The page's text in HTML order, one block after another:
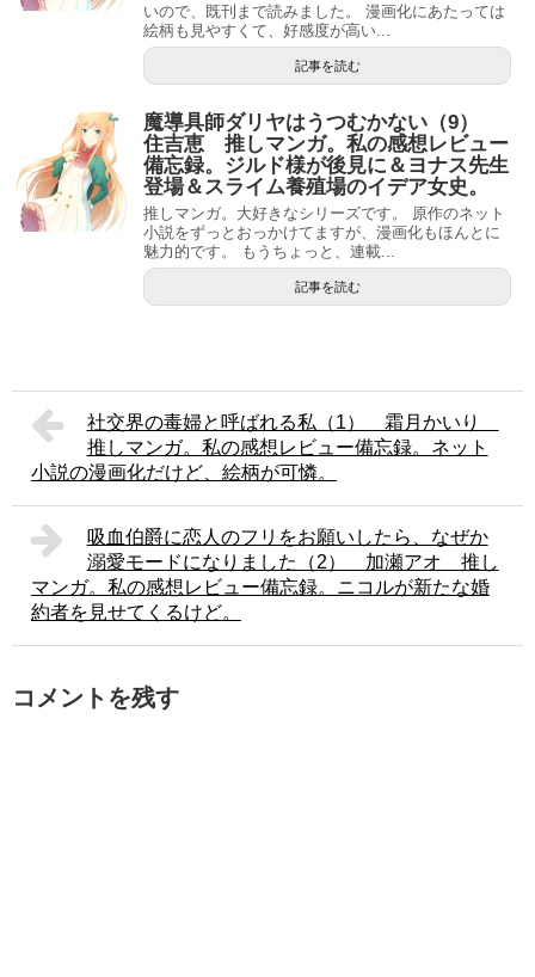
いので、既刊まで読みました。 漫画化にあたっては
絵柄も見やすくて、好感度が高い...
記事を読む
魔導具師ダリヤはうつむかない（9）
住吉恵 推しマンガ。私の感想レビュー
備忘録。ジルド様が後見に＆ヨナス先生
登場＆スライム養殖場のイデア女史。
推しマンガ。大好きなシリーズです。 原作のネット
小説をずっとおっかけてますが、漫画化もほんとに
魅力的です。 もうちょっと、連載...
記事を読む
社交界の毒婦と呼ばれる私（1） 霜月かいり
推しマンガ。私の感想レビュー備忘録。ネット
小説の漫画化だけど、絵柄が可憐。
吸血伯爵に恋人のフリをお願いしたら、なぜか
溺愛モードになりました（2） 加瀬アオ 推し
マンガ。私の感想レビュー備忘録。ニコルが新たな婚
約者を見せてくるけど。
コメントを残す